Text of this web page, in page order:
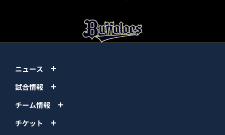
ニュース
試合情報
チーム情報
チケット